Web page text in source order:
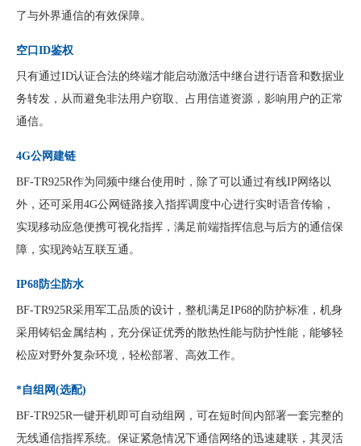
了与外界通信的有效保障。
空口ID鉴权
只有通过ID认证合法的终端才能启动激活中继台进行语音和数据业
务转发，从而避免非法用户窃取、占用信道资源，影响用户的正常
通信。
4G公网建链
BF-TR925R作为同频中继台使用时，除了可以通过有线IP网络以
外，还可采用4G公网链路接入指挥调度中心进行实时语音传输，
实现移动应急便携可视化指挥，满足前端指挥信息与后方的通信保
障，实现跨站互联互通。
IP68防尘防水
BF-TR925R采用军工品质的设计，整机满足IP68的防护标准，机身
采用铸铝金属结构，充分保证优秀的散热性能与防护性能，能够轻
松应对野外复杂环境，轻松部署、高效工作。
*自组网(选配)
BF-TR925R一键开机即可自动组网，可在短时间内部署一套完整的
无线通信指挥系统。保证紧急情况下通信网络的迅速建联，其灵活